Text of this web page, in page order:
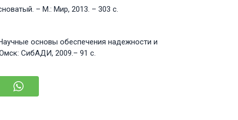
– М.: Мир, 2013. – 303 c.
основы обеспечения надежности и
СибАДИ, 2009.– 91 с.